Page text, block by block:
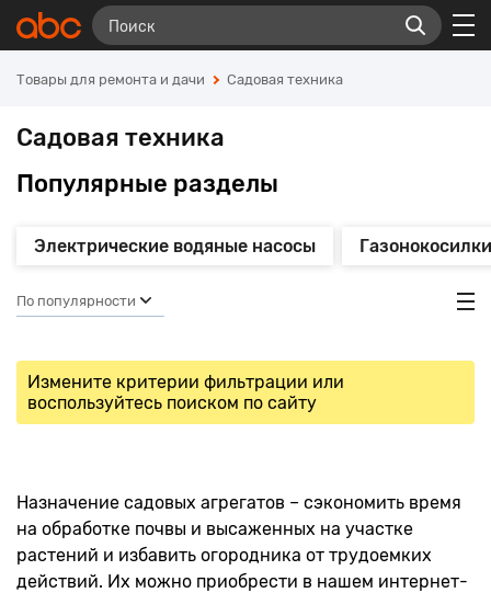
Товары для ремонта и дачи Садовая техника
Садовая техника
Популярные разделы
Электрические водяные насосы
По популярности
Измените критерии фильтрации или
воспользуйтесь поиском по сайту
Назначение садовых агрегатов – сэкономить время
на обработке почвы и высаженных на участке
растений и избавить огородника от трудоемких
действий. Их можно приобрести в нашем интернет-